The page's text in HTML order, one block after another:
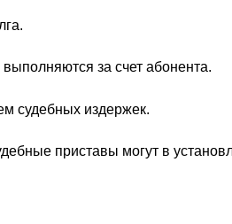
за счет абонента.
судебных издержек.
приставы могут в